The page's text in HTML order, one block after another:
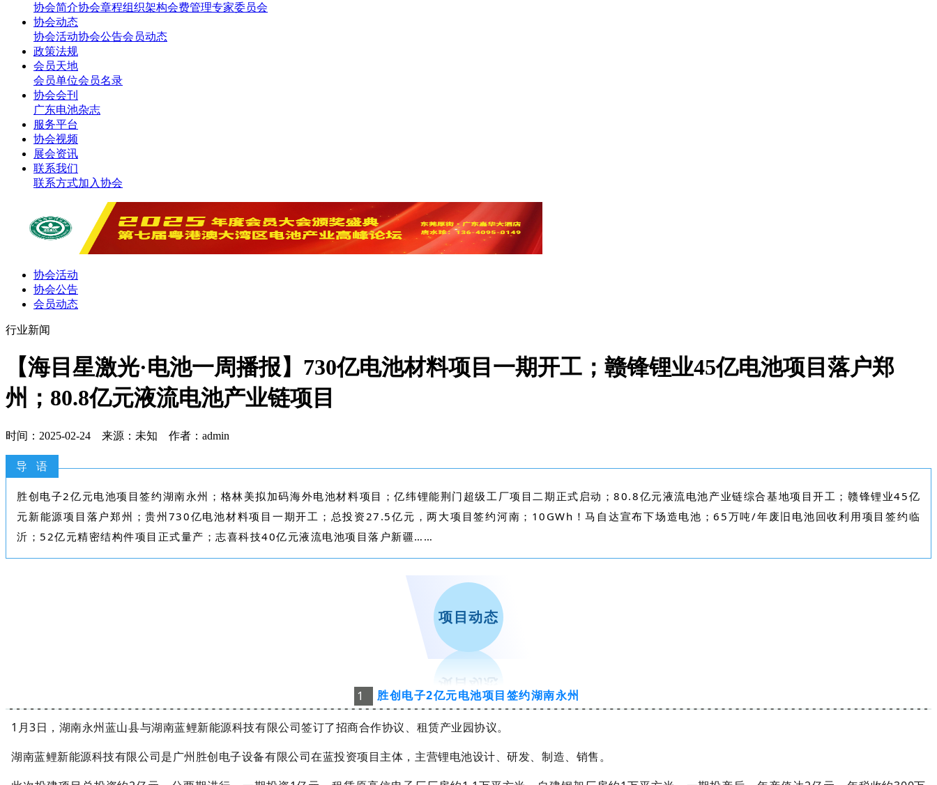
协会简介协会章程组织架构会费管理专家委员会
协会动态
协会活动协会公告会员动态
政策法规
会员天地
会员单位会员名录
协会会刊
广东电池杂志
服务平台
协会视频
展会资讯
联系我们
联系方式加入协会
协会活动
协会公告
会员动态
行业新闻
【海目星激光·电池一周播报】730亿电池材料项目一期开工；赣锋锂业45亿电池项目落户郑
州；80.8亿元液流电池产业链项目
时间：2025-02-24 来源：未知 作者：admin
导 语
胜创电子2亿元电池项目签约湖南永州；格林美拟加码海外电池材料项目；亿纬锂能荆门超级工厂项目二期正式启动；80.8亿元液流电池产业链综合基地项目开工；赣锋锂业45亿
元新能源项目落户郑州；贵州730亿电池材料项目一期开工；总投资27.5亿元，两大项目签约河南；10GWh！马自达宣布下场造电池；65万吨/年废旧电池回收利用项目签约临
沂；52亿元精密结构件项目正式量产；志喜科技40亿元液流电池项目落户新疆……
项目动态
1 胜创电子2亿元电池项目签约湖南永州
1月3日，湖南永州蓝山县与湖南蓝鲤新能源科技有限公司签订了招商合作协议、租赁产业园协议。
湖南蓝鲤新能源科技有限公司是广州胜创电子设备有限公司在蓝投资项目主体，主营锂电池设计、研发、制造、销售。